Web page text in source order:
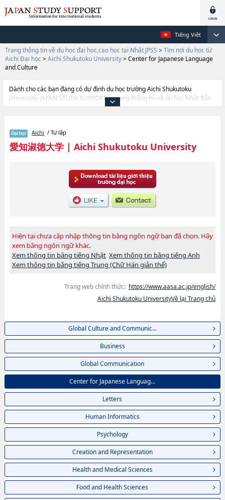
Tiếng Việt
Trang thông tin về du học đại học,cao học tại Nhật JPSS > Tìm nơi du học từ
Aichi Đại học > Aichi Shukutoku University> Center for Japanese Language
and Culture
Dành cho các bạn đang có dự định du học trường Aichi Shukutoku
University. JAPAN STUDY SUPPORT là trang thông tin về du học Nhật Bản
dành cho du học sinh nước ngoài, được đồng vận hành bởi Hiệp hội Asia
BusinesshoặcNgành Global CommunicationhoặcNgành Center for
Japanese Language and CulturehoặcNgành LettershoặcNgành Human
InformaticshoặcNgành PsychologyhoặcNgành Creation and
and Health ScienceshoặcNgành Human ServiceshoặcNgành Education
(tentative translation)hoặcNgành Architecture (tentative translation) của
Aichi Shukutoku University cũng như thông tin chi tiết về từng ngành học,
nên nếu bạn đang tìm hiểu thông tin du học liên quan tới Aichi Shukutoku
University thì hãy sử dụng trang web này.Ngoài ra còn có cả thông tin của
chuyên môn đang tiếp nhận du học sinh.
Aichi / Tư lập
愛知淑徳大学| Aichi Shukutoku University
Hiện tại chưa cập nhập thông tin bằng ngôn ngữ bạn đã chọn. Hãy
xem bằng ngôn ngữ khác.
Xem thông tin bằng tiếng Nhật Xem thông tin bằng tiếng Anh
Xem thông tin bằng tiếng Trung (Chữ Hán giản thể)
Trang web chính thức: https://www.aasa.ac.jp/english/
Aichi Shukutoku UniversityVề lại Trang chủ
Global Culture and Communic...
Business
Global Communication
Center for Japanese Languag...
Letters
Human Informatics
Psychology
Creation and Representation
Health and Medical Sciences
Food and Health Sciences